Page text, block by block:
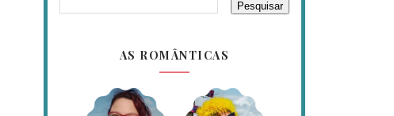
AS ROMÂNTICAS